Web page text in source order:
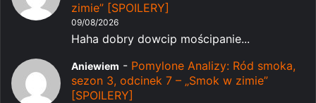
zimie” [SPOILERY]
09/08/2026
Haha dobry dowcip mościpanie...
Aniewiem - Pomylone Analizy: Ród smoka,
sezon 3, odcinek 7 – „Smok w zimie”
[SPOILERY]